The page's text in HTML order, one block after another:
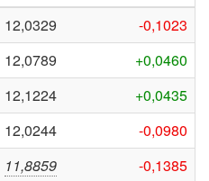
12,0329
-0,1023
12,0789
+0,0460
12,1224
+0,0435
12,0244
-0,0980
11,8859
-0,1385